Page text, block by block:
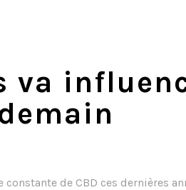
va
de CBD ces dernières